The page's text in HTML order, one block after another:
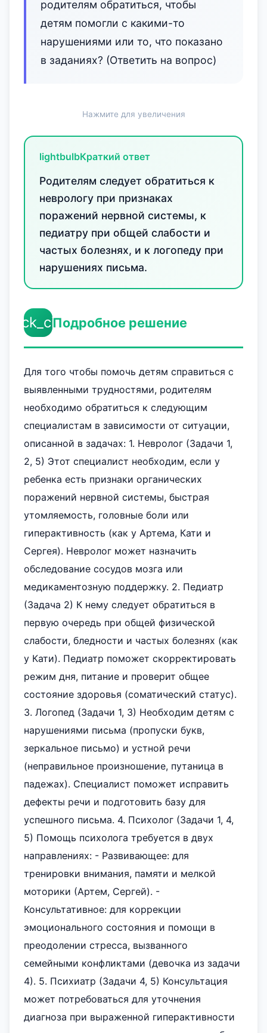
родителям обратиться, чтобы
детям помогли с какими-то
нарушениями или то, что показано
в заданиях? (Ответить на вопрос)
Нажмите для увеличения
lightbulbКраткий ответ
Родителям следует обратиться к
неврологу при признаках
поражений нервной системы, к
педиатру при общей слабости и
частых болезнях, и к логопеду при
нарушениях письма.
Подробное решение
Для того чтобы помочь детям справиться с
выявленными трудностями, родителям
необходимо обратиться к следующим
специалистам в зависимости от ситуации,
описанной в задачах: 1. Невролог (Задачи 1,
2, 5) Этот специалист необходим, если у
ребенка есть признаки органических
поражений нервной системы, быстрая
утомляемость, головные боли или
гиперактивность (как у Артема, Кати и
Сергея). Невролог может назначить
обследование сосудов мозга или
медикаментозную поддержку. 2. Педиатр
(Задача 2) К нему следует обратиться в
первую очередь при общей физической
слабости, бледности и частых болезнях (как
у Кати). Педиатр поможет скорректировать
режим дня, питание и проверит общее
состояние здоровья (соматический статус).
3. Логопед (Задачи 1, 3) Необходим детям с
нарушениями письма (пропуски букв,
зеркальное письмо) и устной речи
(неправильное произношение, путаница в
падежах). Специалист поможет исправить
дефекты речи и подготовить базу для
успешного письма. 4. Психолог (Задачи 1, 4,
5) Помощь психолога требуется в двух
направлениях: - Развивающее: для
тренировки внимания, памяти и мелкой
моторики (Артем, Сергей). -
Консультативное: для коррекции
эмоционального состояния и помощи в
преодолении стресса, вызванного
семейными конфликтами (девочка из задачи
4). 5. Психиатр (Задачи 4, 5) Консультация
может потребоваться для уточнения
диагноза при выраженной гиперактивности